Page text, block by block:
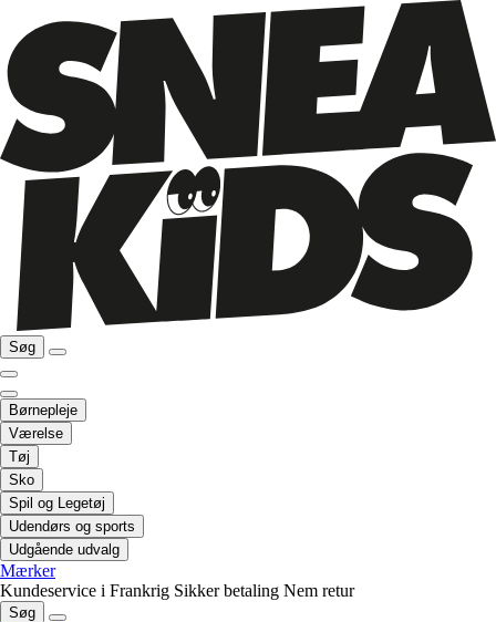
Søg
Børnepleje
Værelse
Tøj
Sko
Spil og Legetøj
Udendørs og sports
Udgående udvalg
Mærker
Kundeservice i Frankrig Sikker betaling Nem retur
Søg